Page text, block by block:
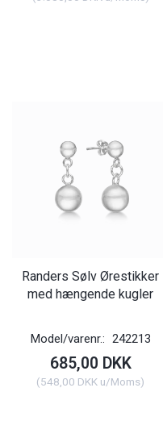
Randers Sølv Ørestikker
med hængende kugler
Model/varenr.: 242213
685,00 DKK
(548,00 DKK u/Moms)